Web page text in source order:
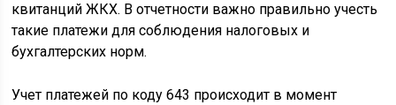
квитанций ЖКХ. В отчетности важно правильно учесть
такие платежи для соблюдения налоговых и
бухгалтерских норм.
Учет платежей по коду 643 происходит в момент